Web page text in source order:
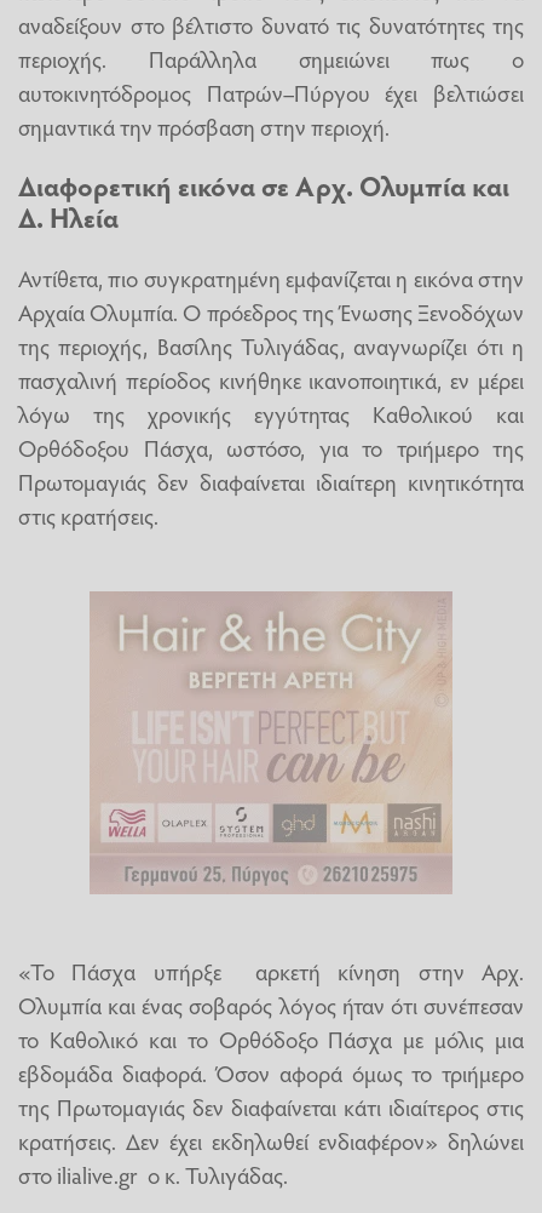
αναδείξουν στο βέλτιστο δυνατό τις δυνατότητες της
περιοχής. Παράλληλα σημειώνει πως ο
αυτοκινητόδρομος Πατρών–Πύργου έχει βελτιώσει
σημαντικά την πρόσβαση στην περιοχή.
Διαφορετική εικόνα σε Αρχ. Ολυμπία και
Δ. Ηλεία
Αντίθετα, πιο συγκρατημένη εμφανίζεται η εικόνα στην
Αρχαία Ολυμπία. Ο πρόεδρος της Ένωσης Ξενοδόχων
της περιοχής, Βασίλης Τυλιγάδας, αναγνωρίζει ότι η
πασχαλινή περίοδος κινήθηκε ικανοποιητικά, εν μέρει
λόγω της χρονικής εγγύτητας Καθολικού και
Ορθόδοξου Πάσχα, ωστόσο, για το τριήμερο της
Πρωτομαγιάς δεν διαφαίνεται ιδιαίτερη κινητικότητα
στις κρατήσεις.
«Το Πάσχα υπήρξε αρκετή κίνηση στην Αρχ.
Ολυμπία και ένας σοβαρός λόγος ήταν ότι συνέπεσαν
το Καθολικό και το Ορθόδοξο Πάσχα με μόλις μια
εβδομάδα διαφορά. Όσον αφορά όμως το τριήμερο
της Πρωτομαγιάς δεν διαφαίνεται κάτι ιδιαίτερος στις
κρατήσεις. Δεν έχει εκδηλωθεί ενδιαφέρον» δηλώνει
στο ilialive.gr ο κ. Τυλιγάδας.